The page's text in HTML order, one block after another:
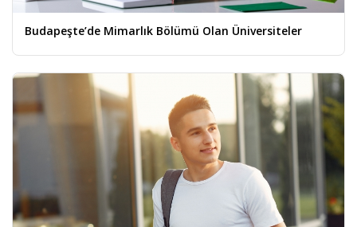
Budapeşte’de Mimarlık Bölümü Olan Üniversiteler